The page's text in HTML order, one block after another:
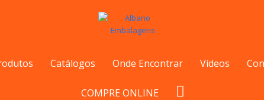
Catálogos Onde Encontrar Vídeos
COMPRE ONLINE